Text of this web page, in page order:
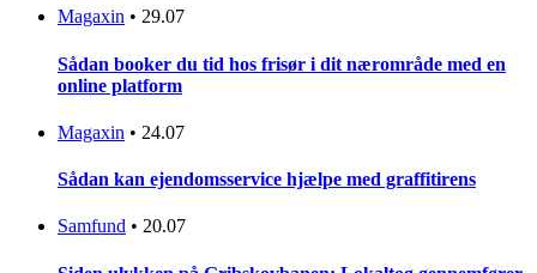
Magaxin • 29.07
Sådan booker du tid hos frisør i dit nærområde med en
online platform
Magaxin • 24.07
Sådan kan ejendomsservice hjælpe med graffitirens
Samfund • 20.07